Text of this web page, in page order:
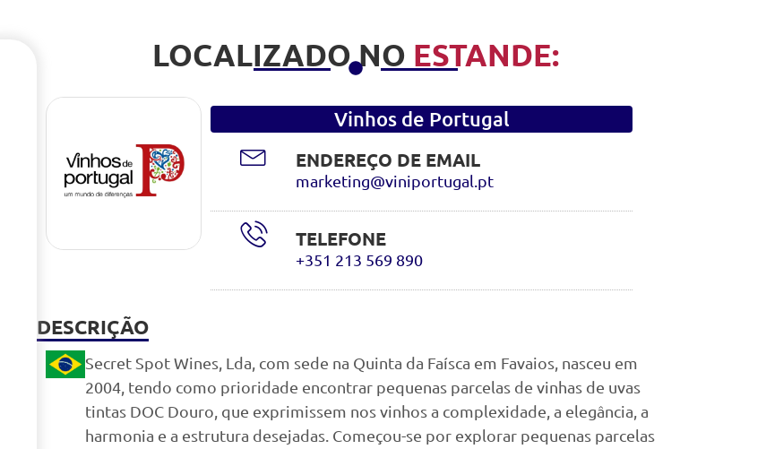
LOCALIZADO NO ESTANDE:
Vinhos de Portugal
ENDEREÇO DE EMAIL
marketing@viniportugal.pt
TELEFONE
+351 213 569 890
DESCRIÇÃO
Secret Spot Wines, Lda, com sede na Quinta da Faísca em Favaios, nasceu em
2004, tendo como prioridade encontrar pequenas parcelas de vinhas de uvas
tintas DOC Douro, que exprimissem nos vinhos a complexidade, a elegância, a
harmonia e a estrutura desejadas. Começou-se por explorar pequenas parcelas